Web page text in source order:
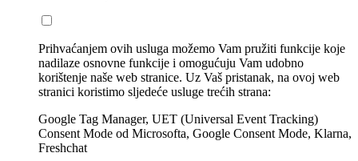
Prihvaćanjem ovih usluga možemo Vam pružiti funkcije koje
nadilaze osnovne funkcije i omogućuju Vam udobno
korištenje naše web stranice. Uz Vaš pristanak, na ovoj web
stranici koristimo sljedeće usluge trećih strana:
Google Tag Manager, UET (Universal Event Tracking)
Consent Mode od Microsofta, Google Consent Mode, Klarna,
Freshchat